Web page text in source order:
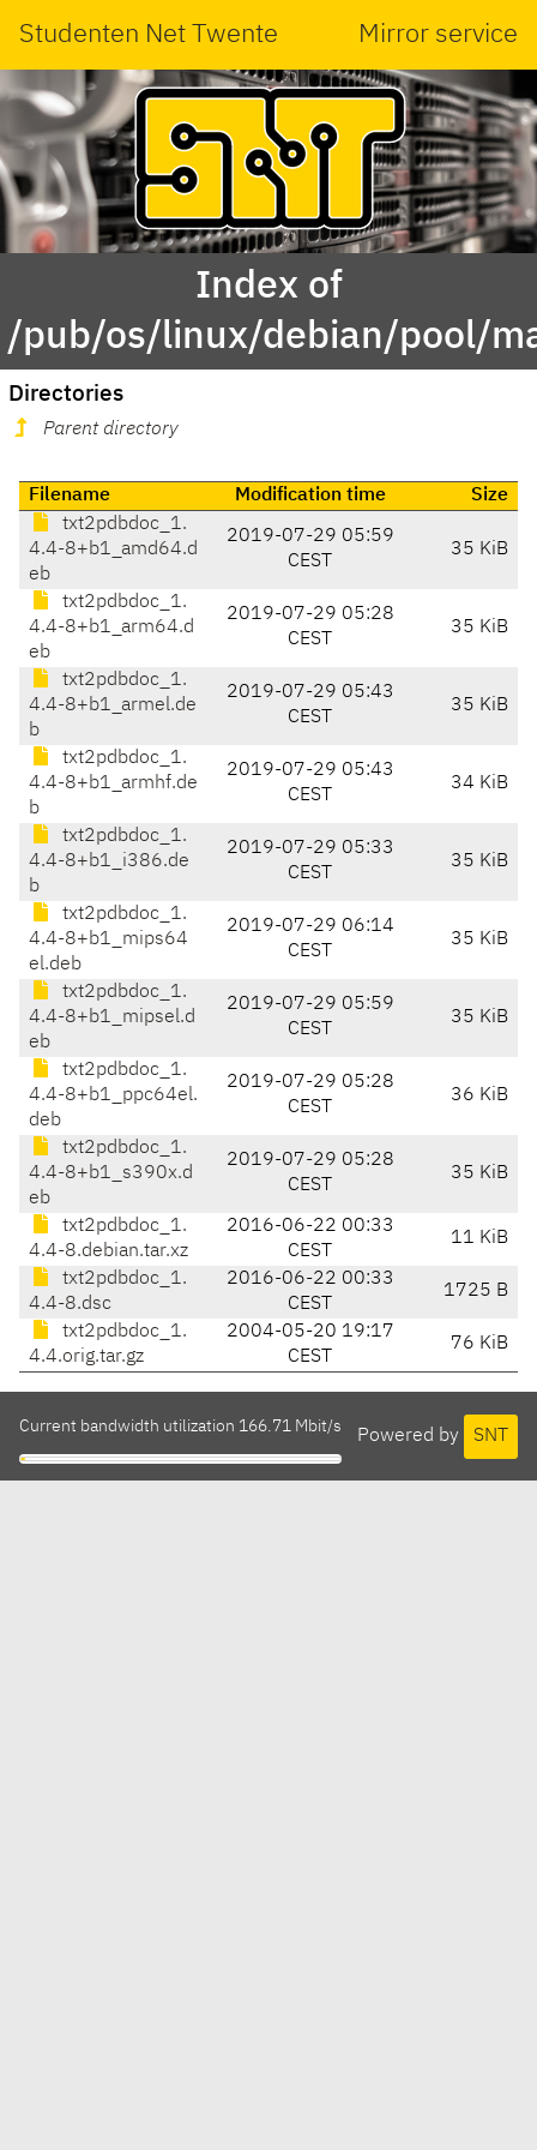
Studenten Net Twente Mirror service
Index of
/pub/os/linux/debian/pool/
Directories
Parent directory
Filename Modification time
Size
txt2pdbdoc_1.
4.4-8+b1_amd64.d
eb
2019-07-29 05:59
CEST
35 KiB
txt2pdbdoc_1.
4.4-8+b1_arm64.d
eb
2019-07-29 05:28
CEST
35 KiB
txt2pdbdoc_1.
4.4-8+b1_armel.de
b
2019-07-29 05:43
CEST
35 KiB
txt2pdbdoc_1.
4.4-8+b1_armhf.de
b
2019-07-29 05:43
CEST
34 KiB
txt2pdbdoc_1.
4.4-8+b1_i386.de
b
2019-07-29 05:33
CEST
35 KiB
txt2pdbdoc_1.
4.4-8+b1_mips64
el.deb
2019-07-29 06:14
CEST
35 KiB
txt2pdbdoc_1.
4.4-8+b1_mipsel.d
eb
2019-07-29 05:59
CEST
35 KiB
txt2pdbdoc_1.
4.4-8+b1_ppc64el.
deb
2019-07-29 05:28
CEST
36 KiB
txt2pdbdoc_1.
4.4-8+b1_s390x.d
eb
2019-07-29 05:28
CEST
35 KiB
txt2pdbdoc_1.
4.4-8.debian.tar.xz
2016-06-22 00:33
CEST
11 KiB
txt2pdbdoc_1.
4.4-8.dsc
2016-06-22 00:33
CEST
1725 B
txt2pdbdoc_1.
4.4.orig.tar.gz
2004-05-20 19:17
CEST
76 KiB
Powered by SNT
Current bandwidth utilization 166.71 Mbit/s